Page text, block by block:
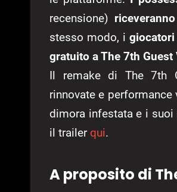
recensione)
stesso modo, i giocatori
gratuito a The 7th Guest
Il remake di The 7th
rinnovate e
dimora infestata e i suoi
il trailer qui.
A proposito di